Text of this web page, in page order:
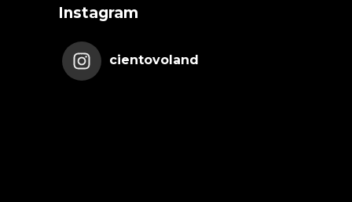
Instagram
cientovoland